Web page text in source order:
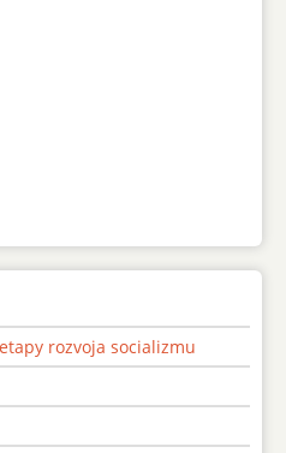
rozvoja socializmu